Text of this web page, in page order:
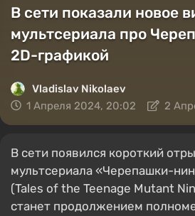
В сети показали новое
мультсериала про
2D-графикой
Vladislav Nikolaev
1 Апреля 2024, 20:02
2
В сети появился короткий
мультсериала «Черепашки-
(Tales of the Teenage Mutant
станет продолжением